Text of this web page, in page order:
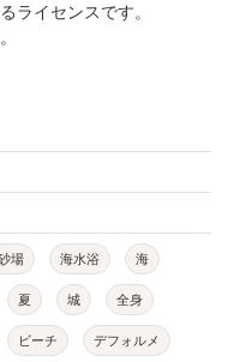
ライセンスです。
場 海水浴 海
夏 城 全身
ビーチ デフォルメ